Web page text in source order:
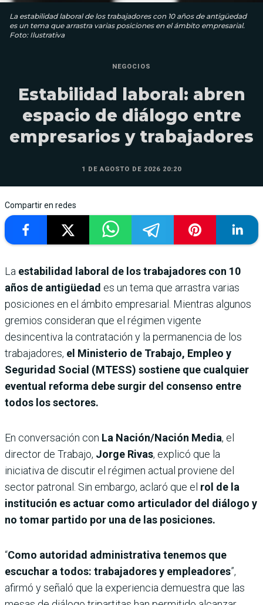
La estabilidad laboral de los trabajadores con 10 años de antigüedad
es un tema que arrastra varias posiciones en el ámbito empresarial.
Foto: Ilustrativa
NEGOCIOS
Estabilidad laboral: abren
espacio de diálogo entre
empresarios y trabajadores
1 DE AGOSTO DE 2026 20:20
Compartir en redes
La estabilidad laboral de los trabajadores con 10
años de antigüedad es un tema que arrastra varias
posiciones en el ámbito empresarial. Mientras algunos
gremios consideran que el régimen vigente
desincentiva la contratación y la permanencia de los
trabajadores, el Ministerio de Trabajo, Empleo y
Seguridad Social (MTESS) sostiene que cualquier
eventual reforma debe surgir del consenso entre
todos los sectores.
En conversación con La Nación/Nación Media, el
director de Trabajo, Jorge Rivas, explicó que la
iniciativa de discutir el régimen actual proviene del
sector patronal. Sin embargo, aclaró que el rol de la
institución es actuar como articulador del diálogo y
no tomar partido por una de las posiciones.
“Como autoridad administrativa tenemos que
escuchar a todos: trabajadores y empleadores”,
afirmó y señaló que la experiencia demuestra que las